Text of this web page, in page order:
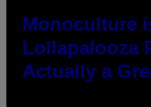
Monoculture
Lollapalooza
Actually a